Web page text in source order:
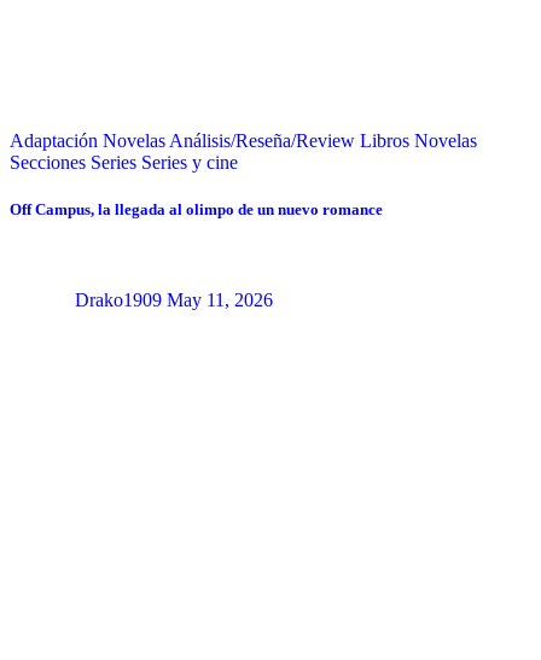
Adaptación Novelas Análisis/Reseña/Review Libros Novelas
Secciones Series Series y cine
Off Campus, la llegada al olimpo de un nuevo romance
Drako1909 May 11, 2026